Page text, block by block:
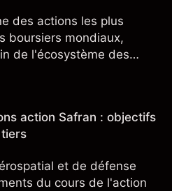
des actions les plus
boursiers mondiaux,
de l'écosystème des
action Safran : objectifs
et de défense
du cours de l'action